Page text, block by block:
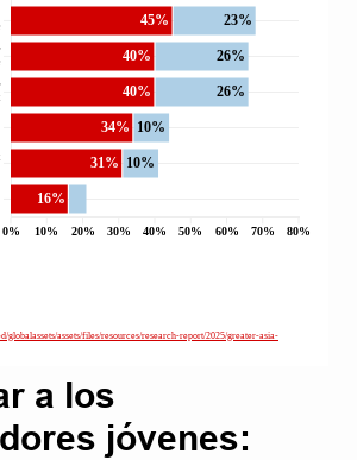
a los
jóvenes: